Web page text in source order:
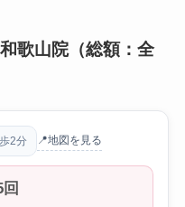
歌山院（総額：全
2分 📍地図を見る